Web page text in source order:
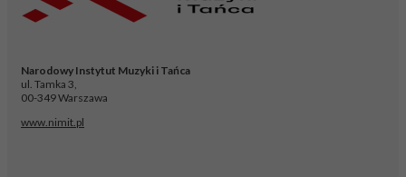
Narodowy Instytut Muzyki i Tańca
ul. Tamka 3,
00-349 Warszawa
www.nimit.pl